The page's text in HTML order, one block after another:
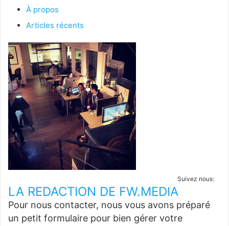
À propos
Articles récents
Suivez nous:
LA REDACTION DE FW.MEDIA
Pour nous contacter, nous vous avons préparé
un petit formulaire pour bien gérer votre